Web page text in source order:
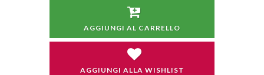
AGGIUNGI AL CARRELLO
AGGIUNGI ALLA WISHLIST